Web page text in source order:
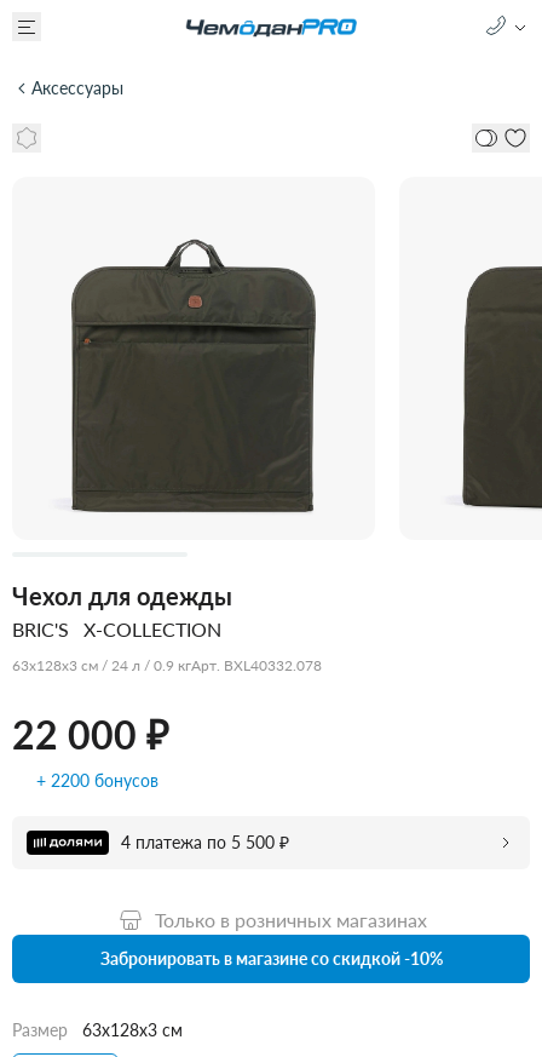
Аксессуары
Чехол для одежды
BRIC'S X-COLLECTION
63x128x3 см / 24 л / 0.9 кгАрт. BXL40332.078
22 000 ₽
+ 2200 бонусов
4 платежа по 5 500 ₽
Только в розничных магазинах
Забронировать в магазине со скидкой -10%
Размер
63x128x3 см